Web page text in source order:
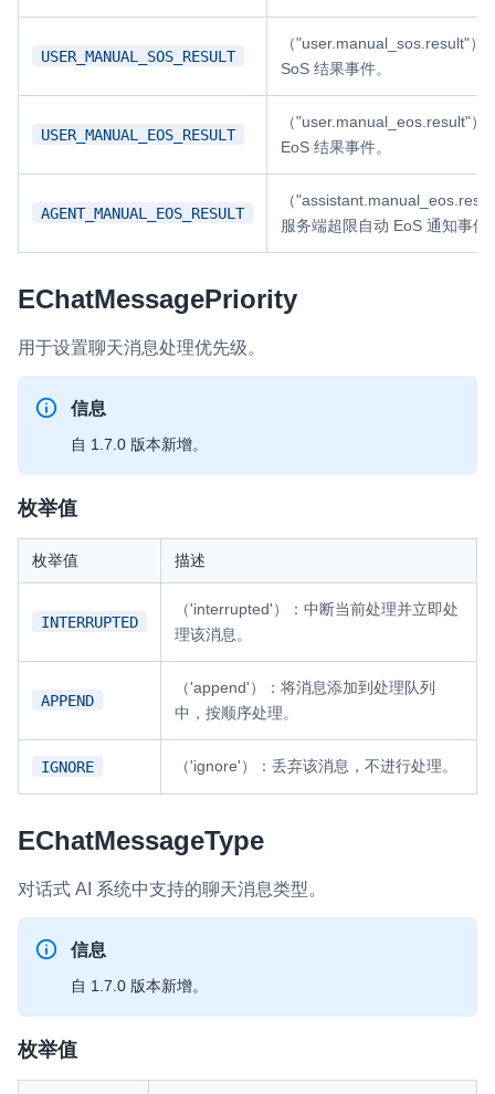
旁路推流
输入在线媒体流
RTMP 网关
与 RTC 客户端 SDK 互通，实现收发流
快速高效的文档转换解决方案
全周期通话质量检测、回溯和分析方案
控制台
低代码应用平台
灵动会议
USER_MANUAL_SOS_RESULT
（"user.manual_sos.result"）
SoS 结果事件。
USER_MANUAL_EOS_RESULT
（"user.manual_eos.result"）
EoS 结果事件。
AGENT_MANUAL_EOS_RESULT
（
服务端超限自动 EoS 通知事件
EChatMessagePriority
用于设置聊天消息处理优先级。
信息
自 1.7.0 版本新增。
枚举值
枚举值 描述
INTERRUPTED
（'interrupted'）：中断当前处理并立即处
理该消息。
APPEND
（'append'）：将消息添加到处理队列
中，按顺序处理。
IGNORE （'ignore'）：丢弃该消息，不进行处理。
EChatMessageType
对话式 AI 系统中支持的聊天消息类型。
信息
自 1.7.0 版本新增。
枚举值